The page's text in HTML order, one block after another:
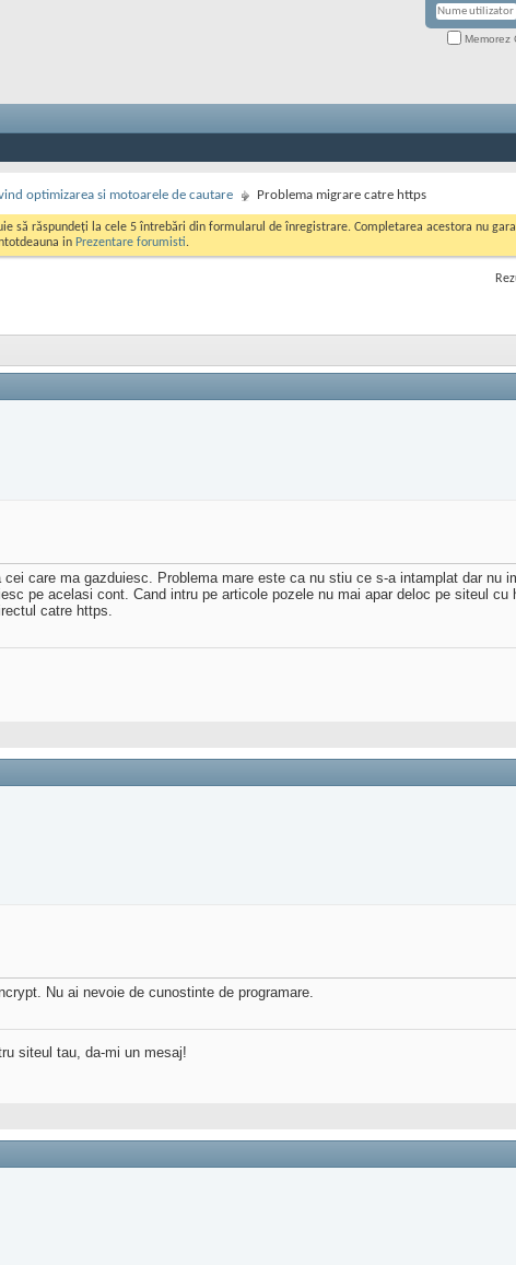
Memorez
optimizarea si motoarele de cautare Problema migrare catre https
să răspundeți la cele 5 întrebări din formularul de înregistrare. Completarea acestora nu
in Prezentare forumisti.
care ma gazduiesc. Problema mare este ca nu stiu ce s-a intamplat dar nu
pe acelasi cont. Cand intru pe articole pozele nu mai apar deloc pe siteul
catre https.
Nu ai nevoie de cunostinte de programare.
siteul tau, da-mi un mesaj!